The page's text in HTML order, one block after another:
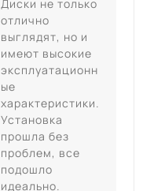
Диски не только
отлично
выглядят, но и
имеют высокие
эксплуатационн
ые
характеристики.
Установка
прошла без
проблем, все
подошло
идеально.